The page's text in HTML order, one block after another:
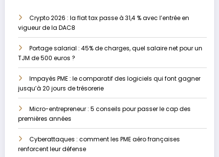
Crypto 2026 : la flat tax passe à 31,4 % avec l’entrée en
vigueur de la DAC8
Portage salarial : 45% de charges, quel salaire net pour un
TJM de 500 euros ?
Impayés PME : le comparatif des logiciels qui font gagner
jusqu’à 20 jours de trésorerie
Micro-entrepreneur : 5 conseils pour passer le cap des
premières années
Cyberattaques : comment les PME aéro françaises
renforcent leur défense